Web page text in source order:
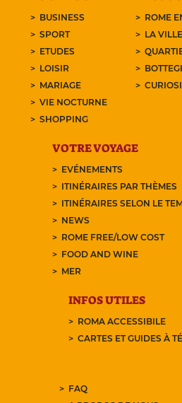
BUSINESS
SPORT
ETUDES
LOISIR
MARIAGE
VIE NOCTURNE
SHOPPING
ROME
LA VILLE
VOTRE VOYAGE
EVÉNEMENTS
ITINÉRAIRES PAR THÈMES
ITINÉRAIRES SELON LE
NEWS
ROME FREE/LOW COST
FOOD AND WINE
MER
INFOS UTILES
ROMA ACCESSIBILE
CARTES ET GUIDES À
FAQ